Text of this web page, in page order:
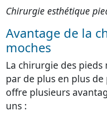
Chirurgie esthétique
Avantage de la
moches
La chirurgie des pieds
par de plus en plus de
offre plusieurs
uns :